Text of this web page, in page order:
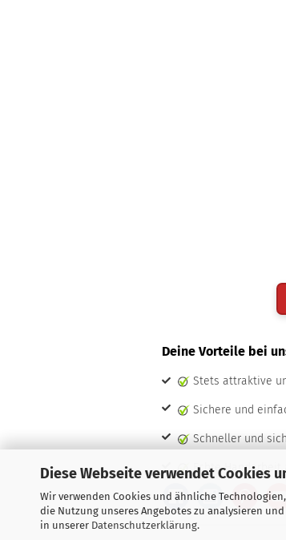
Diese Webseite verwendet Cookies
Wir verwenden Cookies und ähnliche
die Nutzung unseres Angebotes zu analysieren
in unserer Datenschutzerklärung.
Deine Vorteile bei
Stets attraktive
Sichere und
Schneller und
Echte Handarbeit